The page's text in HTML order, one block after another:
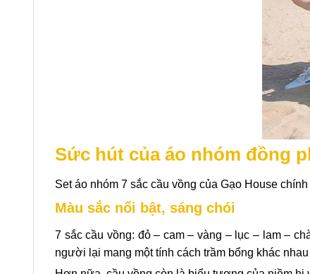
Sức hút của áo nhóm đồng
Set áo nhóm 7 sắc cầu vồng của Gạo House
Màu sắc nổi bật, sáng chói
7 sắc cầu vồng: đỏ – cam – vàng – lục – lam –
người lại mang một tính cách trầm bổng khác